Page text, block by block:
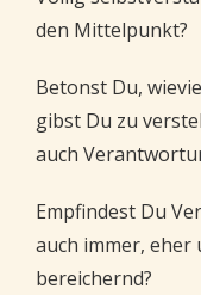
den Mittelpunkt?
Betonst Du,
gibst Du zu
auch
Empfindest Du
auch immer,
bereichernd?